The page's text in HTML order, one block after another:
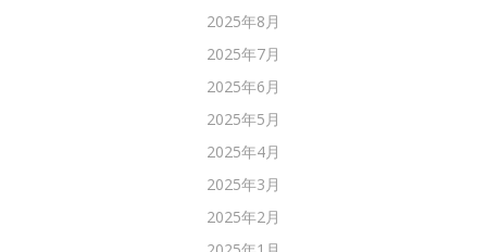
2025年8月
2025年7月
2025年6月
2025年5月
2025年4月
2025年3月
2025年2月